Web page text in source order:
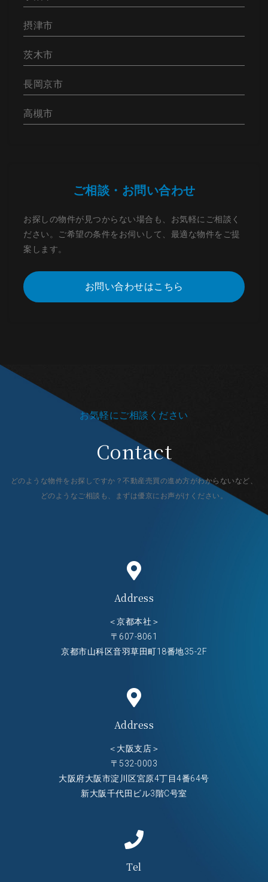
摂津市
茨木市
長岡京市
高槻市
ご相談・お問い合わせ
お探しの物件が見つからない場合も、お気軽にご相談く
ださい。ご希望の条件をお伺いして、最適な物件をご提
案します。
お問い合わせはこちら
お気軽にご相談ください
Contact
どのような物件をお探しですか？不動産売買の進め方がわからないなど、
どのようなご相談も、まずは優京にお声がけください。
Address
＜京都本社＞
〒607-8061
京都市山科区音羽草田町18番地35-2F
Address
＜大阪支店＞
〒532-0003
大阪府大阪市淀川区宮原4丁目4番64号
新大阪千代田ビル3階C号室
Tel